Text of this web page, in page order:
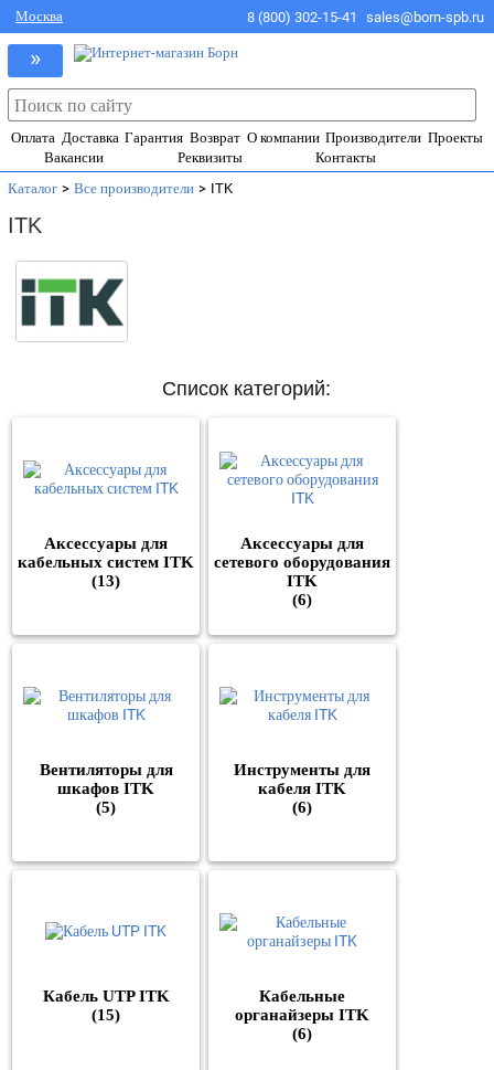
Москва 8 (800) 302-15-41 sales@born-spb.ru
»
Оплата Доставка Гарантия Возврат О компании Производители Проекты
Вакансии
Реквизиты
Контакты
Каталог > Все производители > ITK
ITK
Список категорий:
Аксессуары для
кабельных систем ITK
(13)
Аксессуары для
сетевого оборудования
ITK
(6)
Вентиляторы для
шкафов ITK
(5)
Инструменты для
кабеля ITK
(6)
Кабель UTP ITK
(15)
Кабельные
органайзеры ITK
(6)